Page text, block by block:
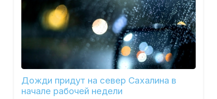
Дожди придут на север Сахалина в
начале рабочей недели